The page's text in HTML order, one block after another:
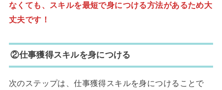
なくても、スキルを最短で身につける方法があるため大
丈夫です！
②仕事獲得スキルを身につける
次のステップは、仕事獲得スキルを身につけることで